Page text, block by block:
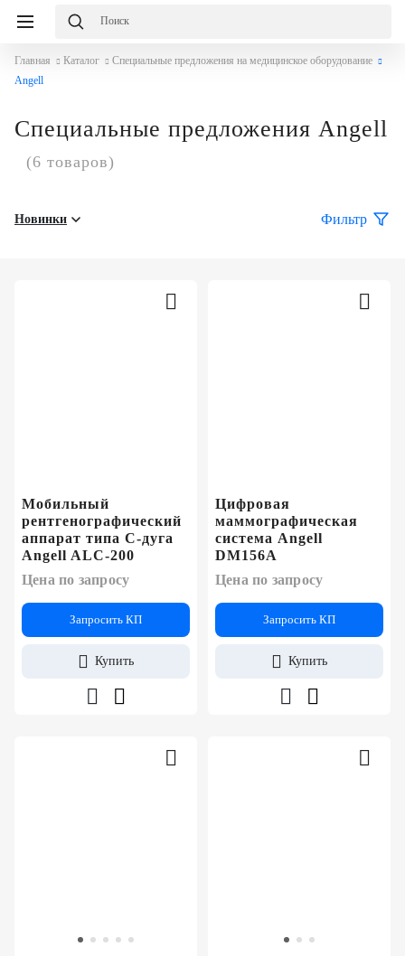
Главная Каталог
Специальные предложения на медицинское оборудование
Angell
Специальные предложения Angell
(6 товаров)
Новинки Фильтр
Мобильный
рентгенографический
аппарат типа C-дуга
Angell ALC-200
Цена по запросу
Запросить КП
Купить
Цифровая
маммографическая
система Angell
DM156A
Цена по запросу
Запросить КП
Купить